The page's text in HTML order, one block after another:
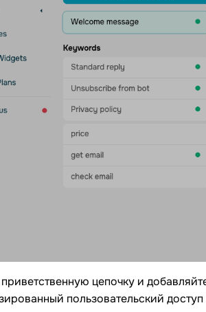
цепочку и
пользовательский